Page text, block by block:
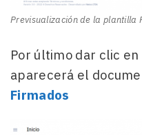
Previsualización de la plantilla
Por último dar clic
aparecerá el
Firmados